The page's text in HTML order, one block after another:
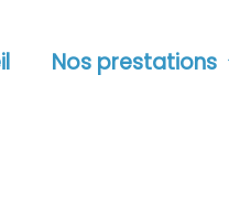
Nos prestations